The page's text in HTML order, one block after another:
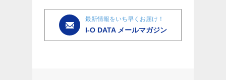
最新情報をいち早くお届け！
I-O DATA メールマガジン